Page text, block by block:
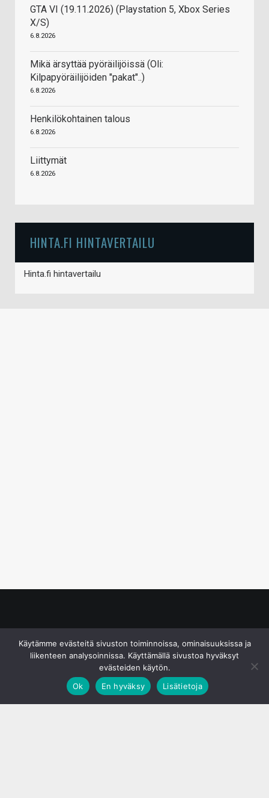
GTA VI (19.11.2026) (Playstation 5, Xbox Series
X/S)
6.8.2026
Mikä ärsyttää pyöräilijöissä (Oli:
Kilpapyöräilijöiden "pakat"..)
6.8.2026
Henkilökohtainen talous
6.8.2026
Liittymät
6.8.2026
HINTA.FI HINTAVERTAILU
Hinta.fi hintavertailu
Käytämme evästeitä sivuston toiminnoissa, ominaisuuksissa ja
liikenteen analysoinnissa. Käyttämällä sivustoa hyväksyt
evästeiden käytön.
Ok
En hyväksy Lisätietoja